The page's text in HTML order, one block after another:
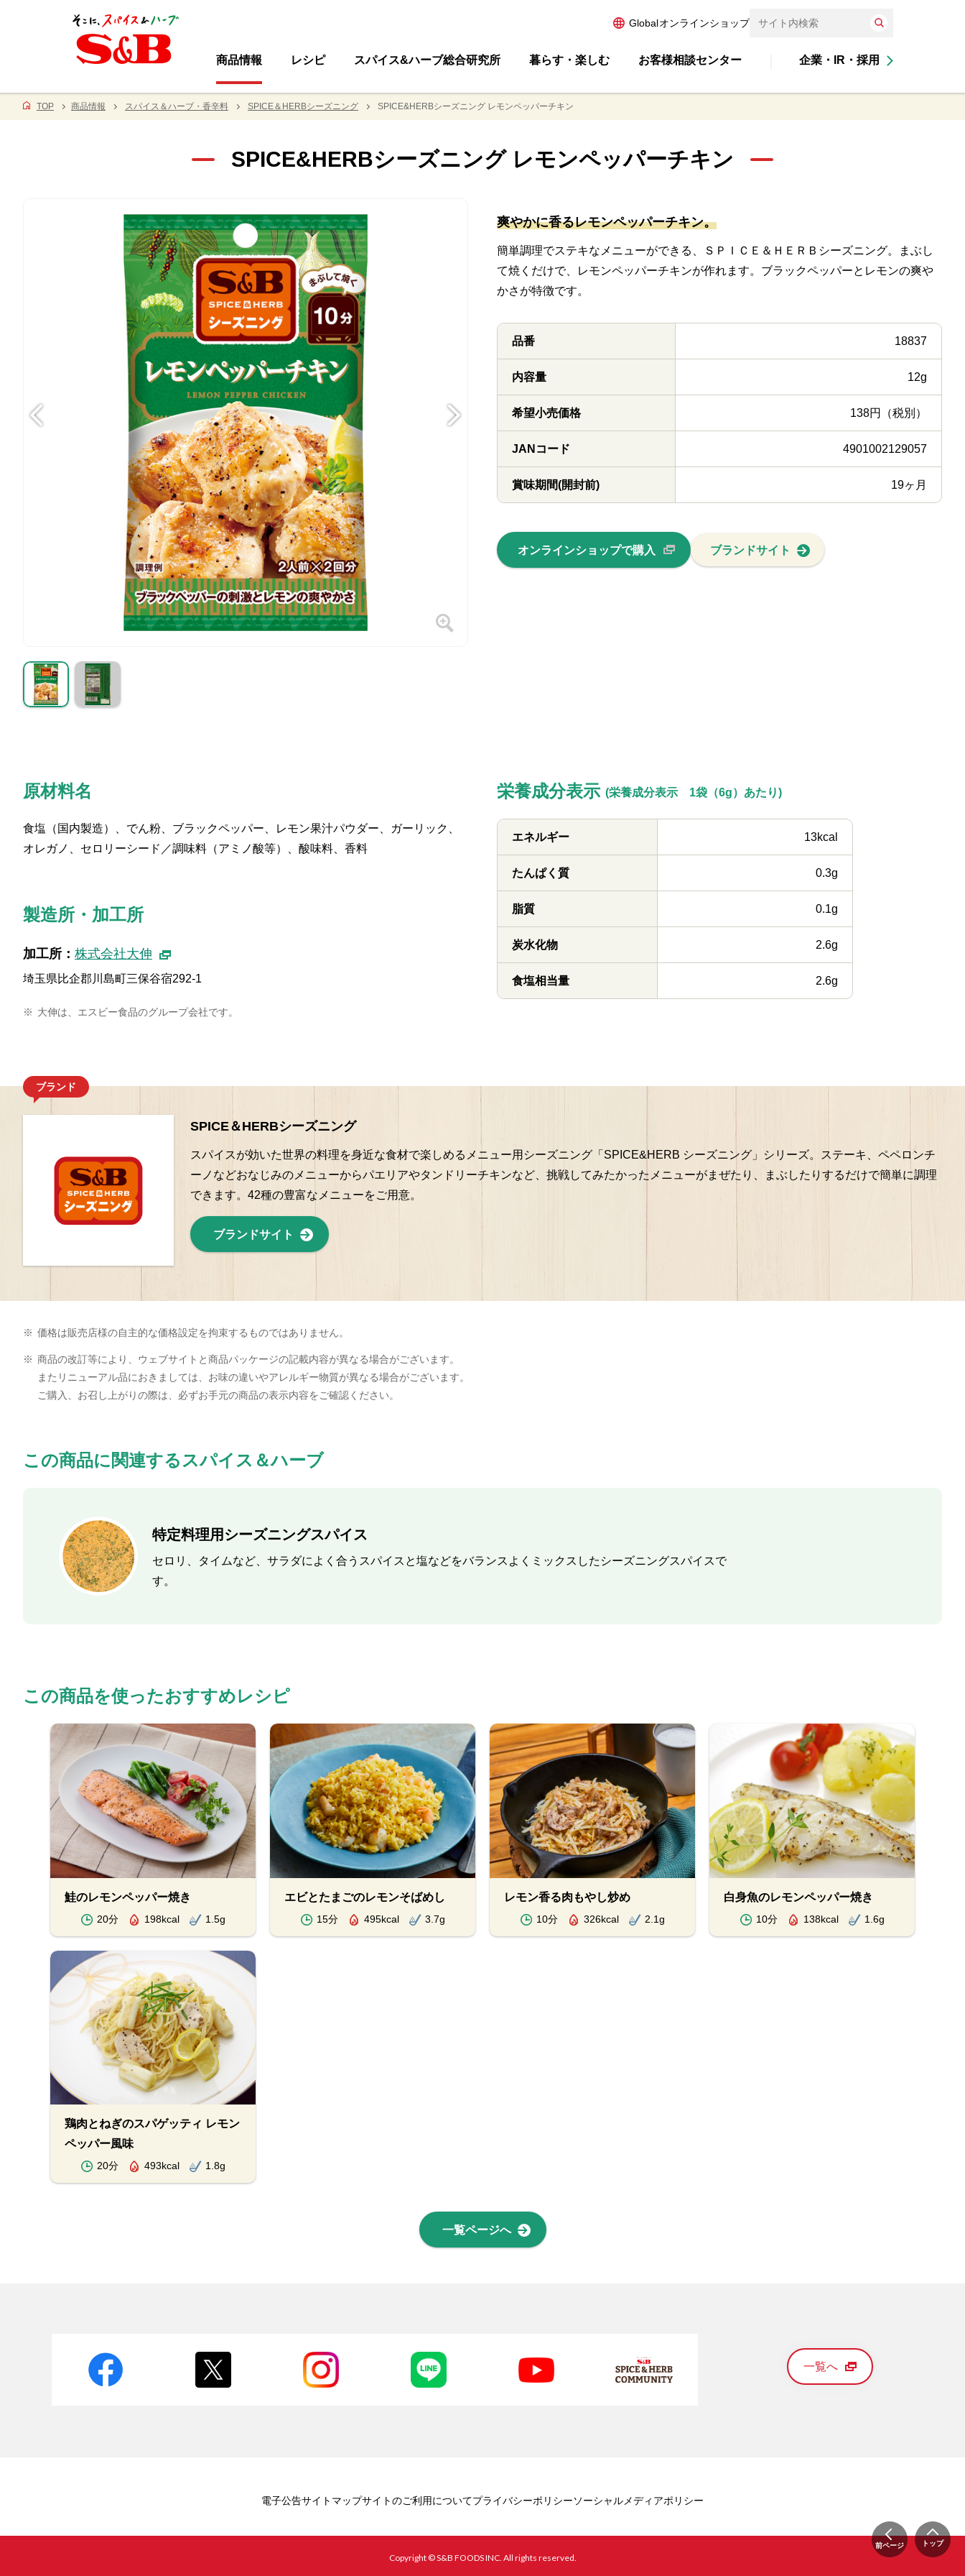
Globalオンラインショップ
商品情報 レシピ スパイス&ハーブ総合研究所 暮らす・楽しむ お客様相談センター 企業・IR・採用
TOP 商品情報 スパイス＆ハーブ・香辛料 SPICE＆HERBシーズニング SPICE&HERBシーズニング レモンペッパーチキン
SPICE&HERBシーズニング レモンペッパーチキン
爽やかに香るレモンペッパーチキン。
簡単調理でステキなメニューができる、ＳＰＩＣＥ＆ＨＥＲＢシーズニング。まぶし
て焼くだけで、レモンペッパーチキンが作れます。ブラックペッパーとレモンの爽や
かさが特徴です。
品番 18837
内容量 12g
希望小売価格 138円（税別）
JANコード 4901002129057
賞味期間(開封前) 19ヶ月
オンラインショップで購入 ブランドサイト
原材料名
食塩（国内製造）、でん粉、ブラックペッパー、レモン果汁パウダー、ガーリック、
オレガノ、セロリーシード／調味料（アミノ酸等）、酸味料、香料
製造所・加工所
加工所： 株式会社大伸
埼玉県比企郡川島町三保谷宿292-1
※ 大伸は、エスビー食品のグループ会社です。
栄養成分表示 (栄養成分表示 1袋（6g）あたり)
エネルギー 13kcal
たんぱく質 0.3g
脂質 0.1g
炭水化物 2.6g
食塩相当量 2.6g
ブランド
SPICE＆HERBシーズニング
スパイスが効いた世界の料理を身近な食材で楽しめるメニュー用シーズニング「SPICE&HERB シーズニング」シリーズ。ステーキ、ペペロンチ
ーノなどおなじみのメニューからパエリアやタンドリーチキンなど、挑戦してみたかったメニューがまぜたり、まぶしたりするだけで簡単に調理
できます。42種の豊富なメニューをご用意。
ブランドサイト
※ 価格は販売店様の自主的な価格設定を拘束するものではありません。
※ 商品の改訂等により、ウェブサイトと商品パッケージの記載内容が異なる場合がございます。
またリニューアル品におきましては、お味の違いやアレルギー物質が異なる場合がございます。
ご購入、お召し上がりの際は、必ずお手元の商品の表示内容をご確認ください。
この商品に関連するスパイス＆ハーブ
特定料理用シーズニングスパイス
セロリ、タイムなど、サラダによく合うスパイスと塩などをバランスよくミックスしたシーズニングスパイスで
す。
この商品を使ったおすすめレシピ
鮭のレモンペッパー焼き
20分 198kcal 1.5g
エビとたまごのレモンそばめし
15分 495kcal 3.7g
レモン香る肉もやし炒め
10分 326kcal 2.1g
白身魚のレモンペッパー焼き
10分 138kcal 1.6g
鶏肉とねぎのスパゲッティ レモン
ペッパー風味
20分 493kcal 1.8g
一覧ページへ
前ページ トップ
一覧へ
電子公告サイトマップサイトのご利用についてプライバシーポリシーソーシャルメディアポリシー
Copyright © S&B FOODS INC. All rights reserved.